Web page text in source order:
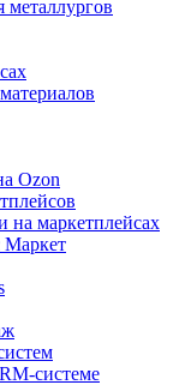
металлургов
Ozon
на маркетплейсах
Маркет
системе